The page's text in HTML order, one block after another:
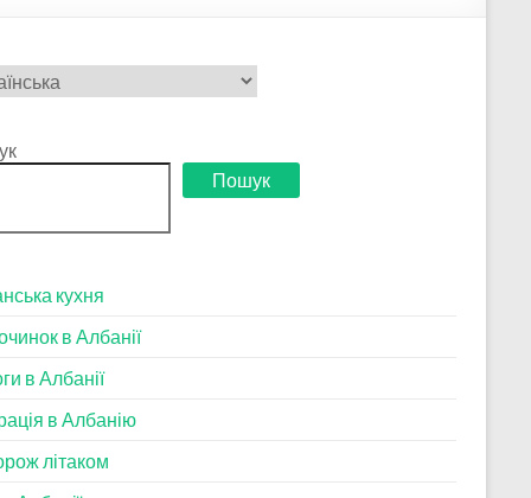
Пошук
кухня
в Албанії
в Албанії
в Албанію
літаком